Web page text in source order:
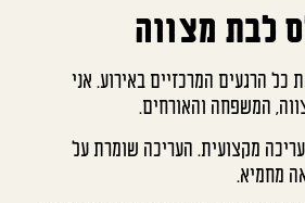
לבת מצווה
כל הרגעים המרכזיים באירוע. אני
המשפחה והאורחים.
מקצועית. העריכה שומרת על
מחמיא.